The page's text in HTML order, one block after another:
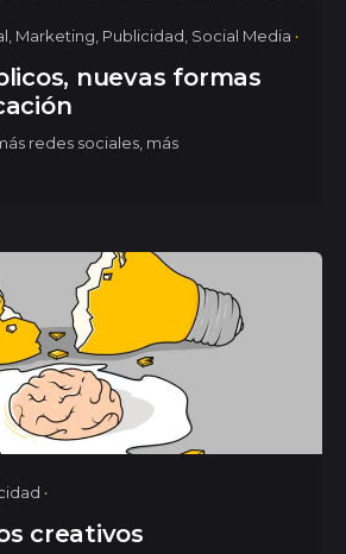
Marketing Publicidad Social Media
nuevas formas
redes sociales, más
creativos